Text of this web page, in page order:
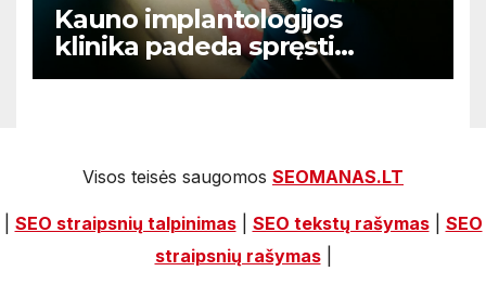
Kauno implantologijos
klinika padeda spręsti
dantenų problemas kol jos
Visos teisės saugomos SEOMANAS.LT
SEO straipsnių talpinimas| SEO tekstų rašymas| SEO
straipsnių rašymas|